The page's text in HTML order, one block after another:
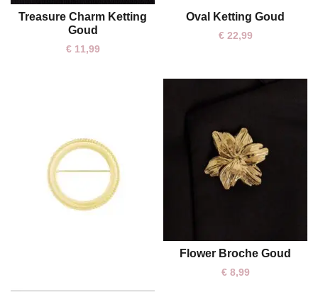
One size
Treasure Charm Ketting
Goud
€11,99
One size
Oval Ketting Goud
€22,99
One size
Flower Broche Goud
€8,99